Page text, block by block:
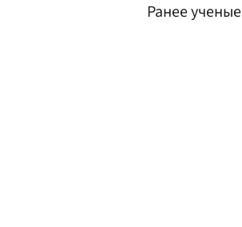
Ранее ученые